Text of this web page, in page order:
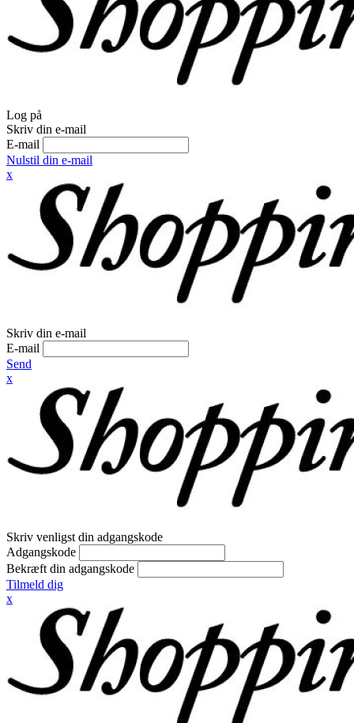
Log på
Skriv din e-mail
E-mail
Nulstil din e-mail
x
Skriv din e-mail
E-mail
Send
x
Skriv venligst din adgangskode
Adgangskode
Bekræft din adgangskode
Tilmeld dig
x